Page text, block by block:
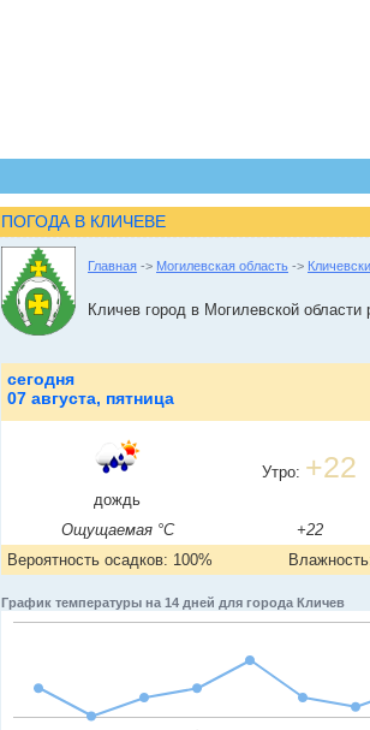
ПОГОДА В КЛИЧЕВЕ
Главная -> Могилевская область ->
Кличев город в Могилевской
сегодня
07 августа, пятница
дождь
Утро: +22
Ощущаемая °C +22
Вероятность осадков: 100%
График температуры на 14 дней для города Кличев